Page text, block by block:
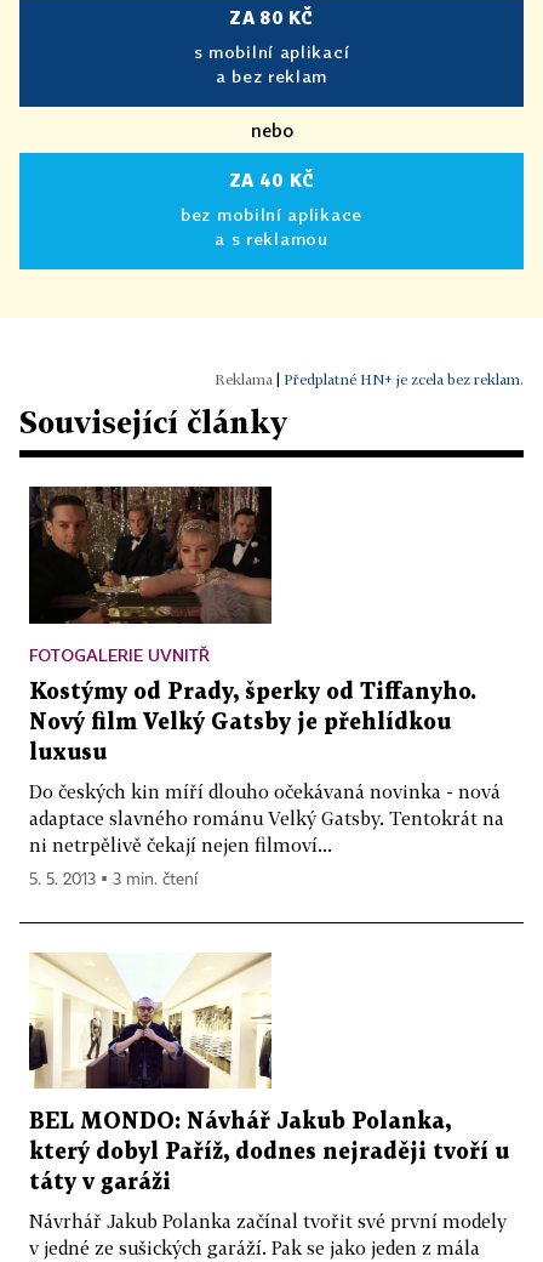
ZA 80 KČ
s mobilní aplikací
a bez reklam
nebo
ZA 40 KČ
bez mobilní aplikace
a s reklamou
Předplatné HN+ je zcela bez reklam.
Související články
FOTOGALERIE UVNITŘ
Kostýmy od Prady, šperky od Tiffanyho.
Nový film Velký Gatsby je přehlídkou
luxusu
Do českých kin míří dlouho očekávaná novinka - nová
adaptace slavného románu Velký Gatsby. Tentokrát na
ni netrpělivě čekají nejen filmoví...
5. 5. 2013 ▪ 3 min. čtení
BEL MONDO: Návhář Jakub Polanka,
který dobyl Paříž, dodnes nejraději tvoří u
táty v garáži
Návrhář Jakub Polanka začínal tvořit své první modely
v jedné ze sušických garáží. Pak se jako jeden z mála